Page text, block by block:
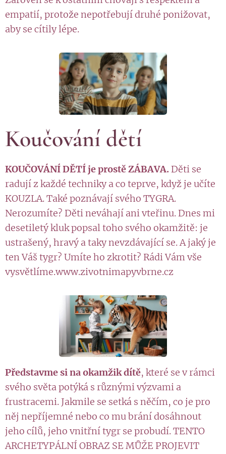
empatií, protože nepotřebují druhé ponižovat,
aby se cítily lépe.
Koučování dětí
KOUČOVÁNÍ DĚTÍ je prostě ZÁBAVA. Děti se
radují z každé techniky a co teprve, když je učíte
KOUZLA. Také poznávají svého TYGRA.
Nerozumíte? Děti neváhají ani vteřinu. Dnes mi
desetiletý kluk popsal toho svého okamžitě: je
ustrašený, hravý a taky nevzdávající se. A jaký je
ten Váš tygr? Umíte ho zkrotit? Rádi Vám vše
vysvětlíme.www.zivotnimapyvbrne.cz
Představme si na okamžik dítě, které se v rámci
svého světa potýká s různými výzvami a
frustracemi. Jakmile se setká s něčím, co je pro
něj nepříjemné nebo co mu brání dosáhnout
jeho cílů, jeho vnitřní tygr se probudí. TENTO
ARCHETYPÁLNÍ OBRAZ SE MŮŽE PROJEVIT